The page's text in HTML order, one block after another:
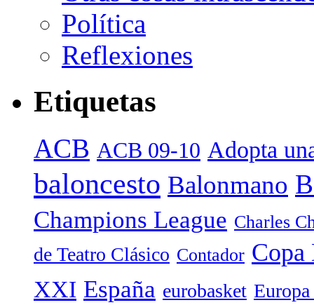
Política
Reflexiones
Etiquetas
ACB ACB 09-10 Adopta
baloncesto Balonmano
Champions League Charles
de Teatro Clásico Contador Copa
XXI España eurobasket